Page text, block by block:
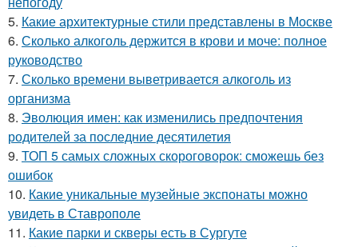
5. Какие архитектурные стили представлены в Москве
6. Сколько алкоголь держится в крови и моче: полное
руководство
7. Сколько времени выветривается алкоголь из
организма
8. Эволюция имен: как изменились предпочтения
родителей за последние десятилетия
9. ТОП 5 самых сложных скороговорок: сможешь без
ошибок
10. Какие уникальные музейные экспонаты можно
увидеть в Ставрополе
11. Какие парки и скверы есть в Сургуте